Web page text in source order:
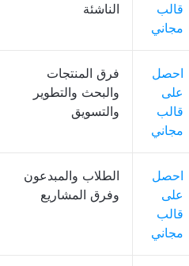
قالب
مجاني
الناشئة
احصل
على
قالب
مجاني
فرق المنتجات
والبحث والتطوير
والتسويق
احصل
على
قالب
مجاني
الطلاب والمبدعون
وفرق المشاريع